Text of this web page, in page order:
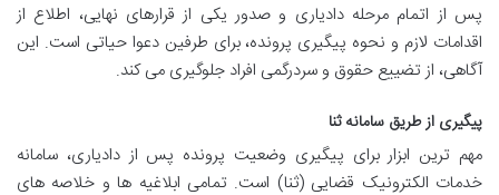
پس از اتمام مرحله دادیاری و صدور یکی از قرارهای نهایی، اطلاع از
اقدامات لازم و نحوه پیگیری پرونده، برای طرفین دعوا حیاتی است. این
آگاهی، از تضییع حقوق و سردرگمی افراد جلوگیری می کند.
پیگیری از طریق سامانه ثنا
مهم ترین ابزار برای پیگیری وضعیت پرونده پس از دادیاری، سامانه
خدمات الکترونیک قضایی (ثنا) است. تمامی ابلاغیه ها و خلاصه های